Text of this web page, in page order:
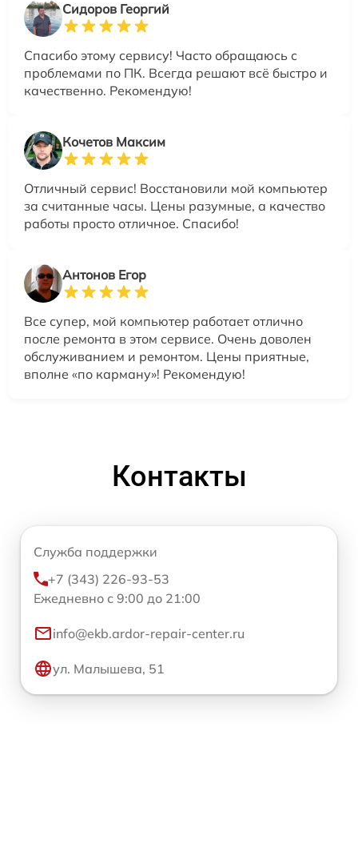
Сидоров Георгий
Спасибо этому сервису! Часто обращаюсь с
проблемами по ПК. Всегда решают всё быстро и
качественно. Рекомендую!
Кочетов Максим
Отличный сервис! Восстановили мой компьютер
за считанные часы. Цены разумные, а качество
работы просто отличное. Спасибо!
Антонов Егор
Все супер, мой компьютер работает отлично
после ремонта в этом сервисе. Очень доволен
обслуживанием и ремонтом. Цены приятные,
вполне «по карману»! Рекомендую!
Контакты
Служба поддержки
+7 (343) 226-93-53
Ежедневно с 9:00 до 21:00
info@ekb.ardor-repair-center.ru
ул. Малышева, 51